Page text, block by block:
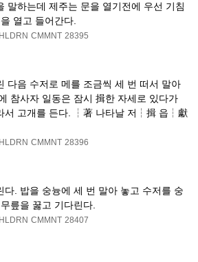
말하는데 제주는 문을 열기전에 우선 기침
열고 들어간다.
CMMNT 28395
다음 수저로 메를 조금씩 세 번 떠서 말아
참사자 일동은 잠시 揖한 자세로 있다가
서 고개를 든다. ┆著 나타날 저┆揖 읍┆獻
CMMNT 28396
다. 밥을 숭늉에 세 번 말아 놓고 수저를 숭
릎을 꿇고 기다린다.
CMMNT 28407